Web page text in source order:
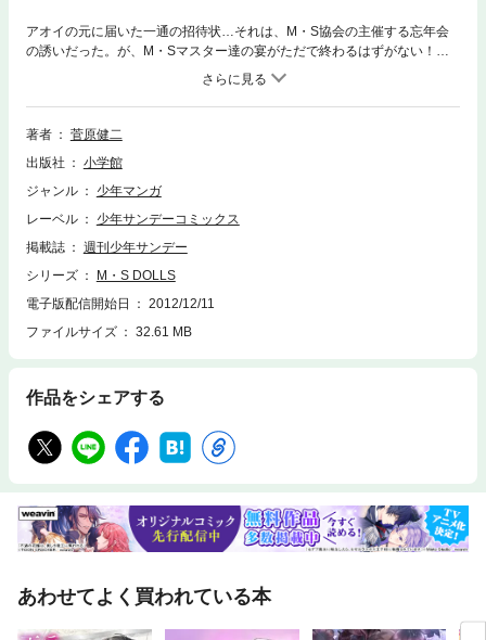
アオイの元に届いた一通の招待状…それは、M・S協会の主催する忘年会
の誘いだった。が、M・Sマスター達の宴がただで終わるはずがない！！
勃発する歴代マスターとの新旧萌え対決！！歴史を築いてきた過去の偉大
な「属性」を相手に、アオイはどう戦う！？そして勝利の先には、とって
もおいしい特典が…！？妄想、ここに極まれり！！新時代を築く、躍進の
最終巻！！
著者
菅原健二
出版社
小学館
ジャンル
少年マンガ
レーベル
少年サンデーコミックス
掲載誌
週刊少年サンデー
シリーズ
M・S DOLLS
電子版配信開始日
2012/12/11
ファイルサイズ
32.61 MB
作品をシェアする
あわせてよく買われている本